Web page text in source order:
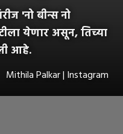
'नो बीन्स नो
येणार असून, तिच्या
आहे.
Mithila Palkar | Instagram